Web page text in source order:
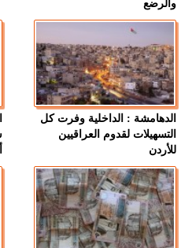
والرضع
الدهامشة : الداخلية وفرت كل
التسهيلات لقدوم العراقيين
للأردن